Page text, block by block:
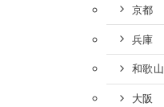
京都
兵庫
和歌山
大阪